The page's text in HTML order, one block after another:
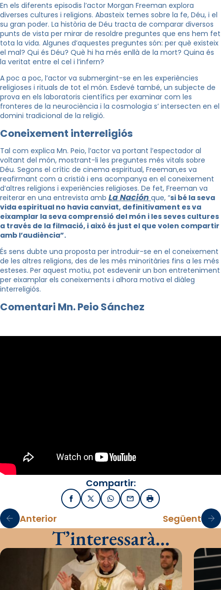
En els diferents episodis l’actor Morgan Freeman explora
diverses cultures i religions. Abasteix temes sobre la fe, Déu, i el
su gran poder. La història de Déu tracta de comparar diversos
punts de vista per mirar de resoldre preguntes que ens hem fet
tota la vida. Algunes d’aquestes preguntes són: per què existeix
el mal? Qui és Déu? Què hi ha més enllà de la mort? Quina és
la veritat entre el cel i l’infern?
A poc a poc, l’actor va submergint-se en les experiències
religioses i rituals de tot el món. Esdevé també, un subjecte de
prova en els laboratoris científics per examinar com les
fronteres de la neurociència i la cosmologia s’ intersecten en el
domini tradicional de la religió.
Coneixement interreligiós
Tal com explica Mn. Peio, l’actor va portant l’espectador al
voltant del món, mostrant-li les preguntes més vitals sobre
Déu. Segons el crític de cinema espiritual, Freeman,es va
reafirmant com a cristià i ens acompanya en el coneixement
d’altres religions i experiències religioses. De fet, Freeman va
reiterar en una entrevista amb La Nación que, “si bé la seva
vida espiritual no havia canviat, definitivament es va
eixamplar la seva comprensió del món i les seves cultures
a través de la filmació, i això és just el que volen compartir
amb l’audiència”.
És sens dubte una proposta per introduir-se en el coneixement
de les altres religions, des de les més minoritàries fins a les més
esteses. Per aquest motiu, pot esdevenir un bon entreteniment
per eixamplar els coneixements i alhora motiva el diàleg
interreligiós.
Comentari Mn. Peio Sánchez
Compartir:
FacebookX / TwitterWhatsApp
EmailImprimir
Anterior Següent
T’interessarà…